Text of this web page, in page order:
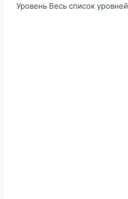
Уровень Весь список уровней